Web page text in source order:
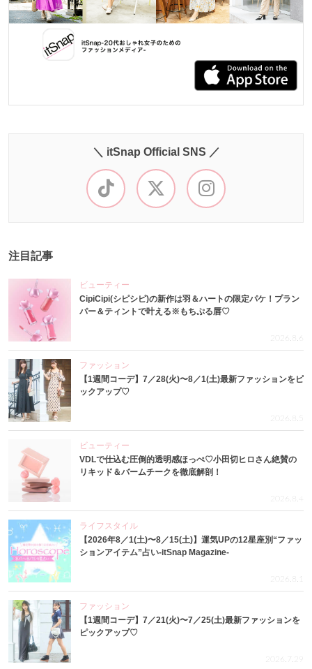
＼ itSnap Official SNS ／
注目記事
ビューティー
CipiCipi(シピシピ)の新作は羽＆ハートの限定パケ！プラン
パー＆ティントで叶える※もちぷる唇♡
2026.8.6
ファッション
【1週間コーデ】7／28(火)〜8／1(土)最新ファッションをピ
ックアップ♡
2026.8.5
ビューティー
VDLで仕込む圧倒的透明感ほっぺ♡小田切ヒロさん絶賛の
リキッド＆バームチークを徹底解剖！
2026.8.4
ライフスタイル
【2026年8／1(土)〜8／15(土)】運気UPの12星座別“ファッ
ションアイテム”占い-itSnap Magazine-
2026.8.1
ファッション
【1週間コーデ】7／21(火)〜7／25(土)最新ファッションを
ピックアップ♡
2026.7.29